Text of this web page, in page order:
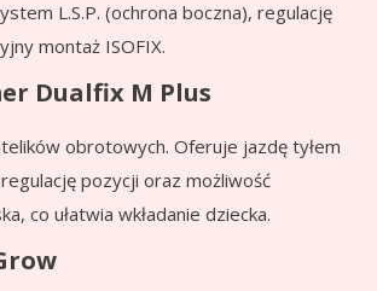
L.S.P. (ochrona boczna), regulację
montaż ISOFIX.
Dualfix M Plus
obrotowych. Oferuje jazdę tyłem
pozycji oraz możliwość
co ułatwia wkładanie dziecka.